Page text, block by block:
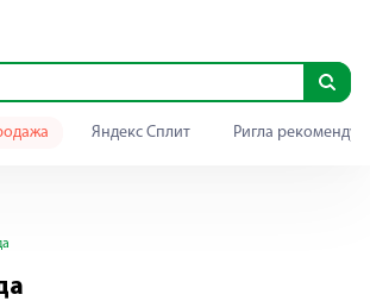
Яндекс Сплит Ригла